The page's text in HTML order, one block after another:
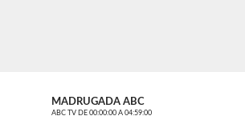
MADRUGADA ABC
ABC TV DE 00:00:00 A 04:59:00